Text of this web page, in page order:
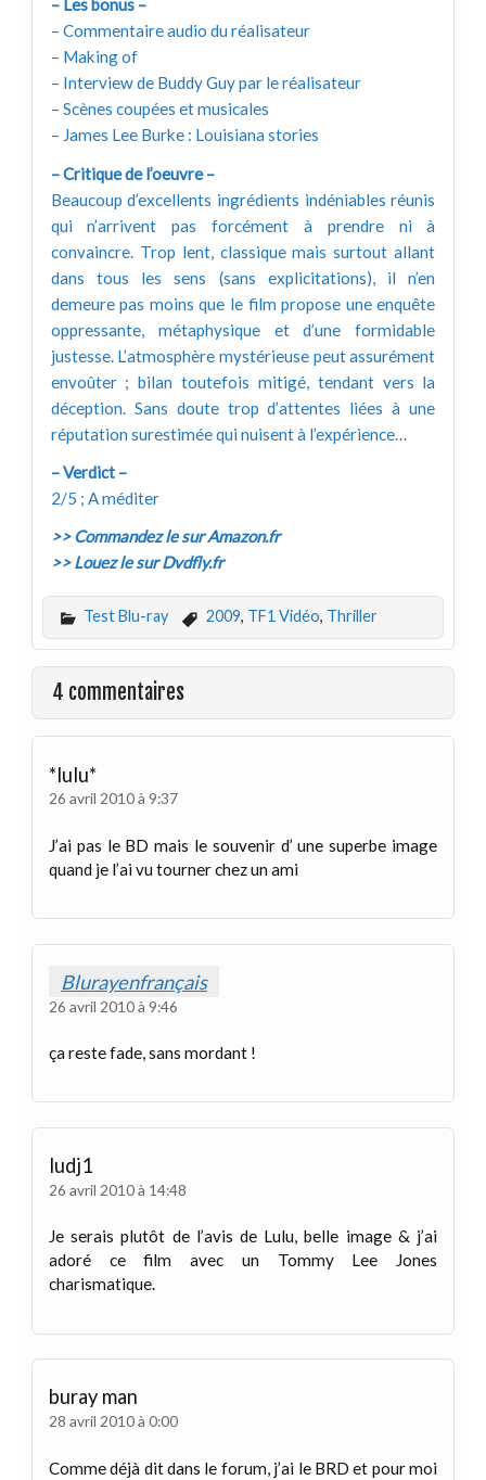
– Les bonus –
– Commentaire audio du réalisateur
– Making of
– Interview de Buddy Guy par le réalisateur
– Scènes coupées et musicales
– James Lee Burke : Louisiana stories
– Critique de l’oeuvre –
Beaucoup d’excellents ingrédients indéniables réunis
qui n’arrivent pas forcément à prendre ni à
convaincre. Trop lent, classique mais surtout allant
dans tous les sens (sans explicitations), il n’en
demeure pas moins que le film propose une enquête
oppressante, métaphysique et d’une formidable
justesse. L’atmosphère mystérieuse peut assurément
envoûter ; bilan toutefois mitigé, tendant vers la
déception. Sans doute trop d’attentes liées à une
réputation surestimée qui nuisent à l’expérience…
– Verdict –
2/5 ; A méditer
>> Commandez le sur Amazon.fr
>> Louez le sur Dvdfly.fr
Test Blu-ray 2009, TF1 Vidéo, Thriller
4 commentaires
*lulu*
26 avril 2010 à 9:37
J’ai pas le BD mais le souvenir d’ une superbe image
quand je l’ai vu tourner chez un ami
Blurayenfrançais
26 avril 2010 à 9:46
ça reste fade, sans mordant !
ludj1
26 avril 2010 à 14:48
Je serais plutôt de l’avis de Lulu, belle image & j’ai
adoré ce film avec un Tommy Lee Jones
charismatique.
buray man
28 avril 2010 à 0:00
Comme déjà dit dans le forum, j’ai le BRD et pour moi